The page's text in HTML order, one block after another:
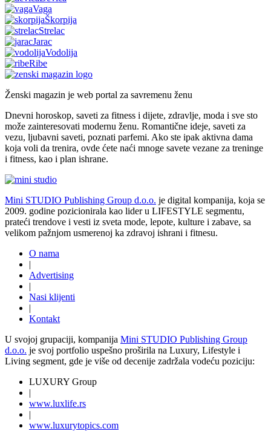
Vaga
Škorpija
Strelac
Jarac
Vodolija
Ribe
Ženski magazin je web portal za savremenu ženu
Dnevni horoskop, saveti za fitness i dijete, zdravlje, moda i sve sto
može zainteresovati modernu ženu. Romantične ideje, saveti za
vezu, ljubavni saveti, poznati parfemi. Ako ste ipak aktivna dama
koja voli da trenira, ovde ćete naći mnoge savete vezane za treninge
i fitness, kao i plan ishrane.
Mini STUDIO Publishing Group d.o.o. je digital kompanija, koja se
2009. godine pozicionirala kao lider u LIFESTYLE segmentu,
prateći trendove i vesti iz sveta mode, lepote, kulture i zabave, sa
velikom pažnjom usmerenoj ka zdravoj ishrani i fitnesu.
O nama
|
Advertising
|
Nasi klijenti
|
Kontakt
U svojoj grupaciji, kompanija Mini STUDIO Publishing Group
d.o.o. je svoj portfolio uspešno proširila na Luxury, Lifestyle i
Living segment, gde je više od decenije zadržala vodeću poziciju:
LUXURY Group
|
www.luxlife.rs
|
www.luxurytopics.com